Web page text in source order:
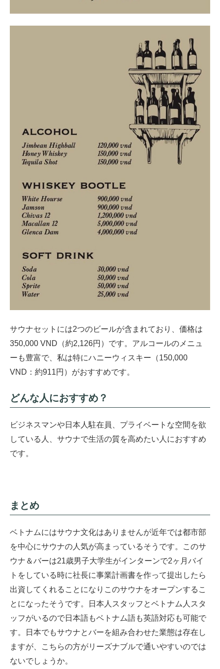
サウナセットには2つのビールが含まれており、価格は
350,000 VND（約2,126円）です。アルコールのメニュ
ーも豊富で、私は特にハニーウィスキー（150,000
VND：約911円）がおすすめです。
どんな人におすすめ？
ビジネスマンや日本人駐在員、プライベートな空間を欲
している人、サウナで生活の質を高めたい人におすすめ
です。
まとめ
ベトナムにはサウナ文化はありませんが近年では都市部
を中心にサウナの人気が高まっているそうです。このサ
ウナ＆バーは21歳男子大学生がインターンで2ヶ月バイ
トをしている時に社長に事業計画書を作って提出したら
出資してくれることになりこのサウナをオープンするこ
とになったそうです。日本人スタッフとベトナム人スタ
ッフがいるので日本語もベトナム語も英語対応も可能で
す。日本でもサウナとバーを組み合わせた業態は存在し
ますが、こちらの方がリーズナブルで通いやすいのでは
ないでしょうか。